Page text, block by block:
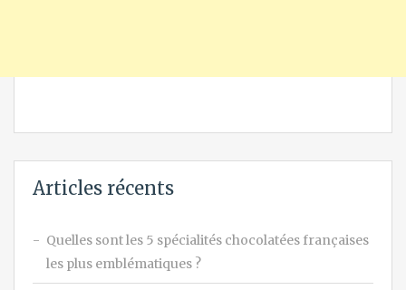
Articles récents
Quelles sont les 5 spécialités chocolatées françaises
les plus emblématiques ?